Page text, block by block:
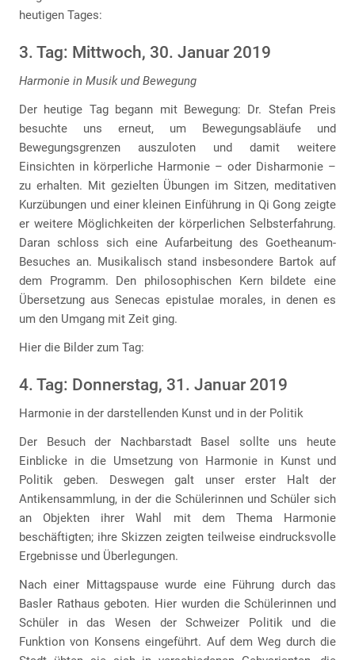
heutigen Tages:
3. Tag: Mittwoch, 30. Januar 2019
Harmonie in Musik und Bewegung
Der heutige Tag begann mit Bewegung: Dr. Stefan Preis
besuchte uns erneut, um Bewegungsabläufe und
Bewegungsgrenzen auszuloten und damit weitere
Einsichten in körperliche Harmonie – oder Disharmonie –
zu erhalten. Mit gezielten Übungen im Sitzen, meditativen
Kurzübungen und einer kleinen Einführung in Qi Gong zeigte
er weitere Möglichkeiten der körperlichen Selbsterfahrung.
Daran schloss sich eine Aufarbeitung des Goetheanum-
Besuches an. Musikalisch stand insbesondere Bartok auf
dem Programm. Den philosophischen Kern bildete eine
Übersetzung aus Senecas epistulae morales, in denen es
um den Umgang mit Zeit ging.
Hier die Bilder zum Tag:
4. Tag: Donnerstag, 31. Januar 2019
Harmonie in der darstellenden Kunst und in der Politik
Der Besuch der Nachbarstadt Basel sollte uns heute
Einblicke in die Umsetzung von Harmonie in Kunst und
Politik geben. Deswegen galt unser erster Halt der
Antikensammlung, in der die Schülerinnen und Schüler sich
an Objekten ihrer Wahl mit dem Thema Harmonie
beschäftigten; ihre Skizzen zeigten teilweise eindrucksvolle
Ergebnisse und Überlegungen.
Nach einer Mittagspause wurde eine Führung durch das
Basler Rathaus geboten. Hier wurden die Schülerinnen und
Schüler in das Wesen der Schweizer Politik und die
Funktion von Konsens eingeführt. Auf dem Weg durch die